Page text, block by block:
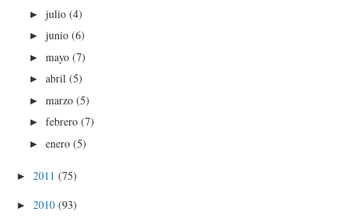
►julio(4)
►junio(6)
►mayo(7)
►abril(5)
►marzo(5)
►febrero(7)
►enero(5)
► 2011 (75)
► 2010 (93)